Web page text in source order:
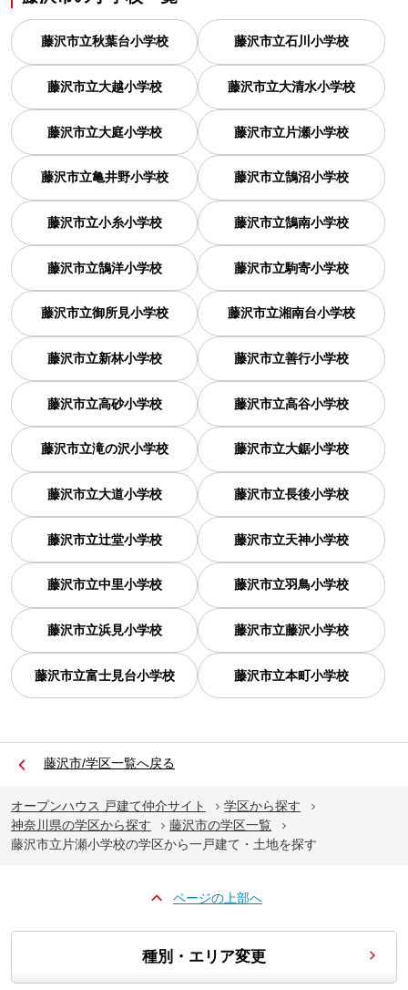
藤沢市立秋葉台小学校 藤沢市立石川小学校
藤沢市立大越小学校 藤沢市立大清水小学校
藤沢市立大庭小学校 藤沢市立片瀬小学校
藤沢市立亀井野小学校 藤沢市立鵠沼小学校
藤沢市立小糸小学校 藤沢市立鵠南小学校
藤沢市立鵠洋小学校 藤沢市立駒寄小学校
藤沢市立御所見小学校 藤沢市立湘南台小学校
藤沢市立新林小学校 藤沢市立善行小学校
藤沢市立高砂小学校 藤沢市立高谷小学校
藤沢市立滝の沢小学校 藤沢市立大鋸小学校
藤沢市立大道小学校 藤沢市立長後小学校
藤沢市立辻堂小学校 藤沢市立天神小学校
藤沢市立中里小学校 藤沢市立羽鳥小学校
藤沢市立浜見小学校 藤沢市立藤沢小学校
藤沢市立富士見台小学校 藤沢市立本町小学校
藤沢市/学区一覧へ戻る
オープンハウス 戸建て仲介サイト
学区から探す
神奈川県の学区から探す
藤沢市の学区一覧
藤沢市立片瀬小学校の学区から一戸建て・土地を探す
ページの上部へ
種別・エリア変更